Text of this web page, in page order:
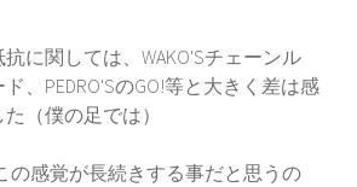
に関しては、WAKO'Sチェーンル
、PEDRO'SのGO!等と大きく差は感
（僕の足では）
の感覚が長続きする事だと思うの